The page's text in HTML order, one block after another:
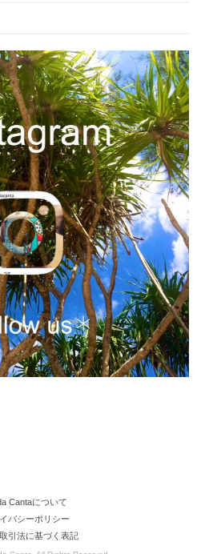
Cantaについて
バシーポリシー
引法に基づく表記